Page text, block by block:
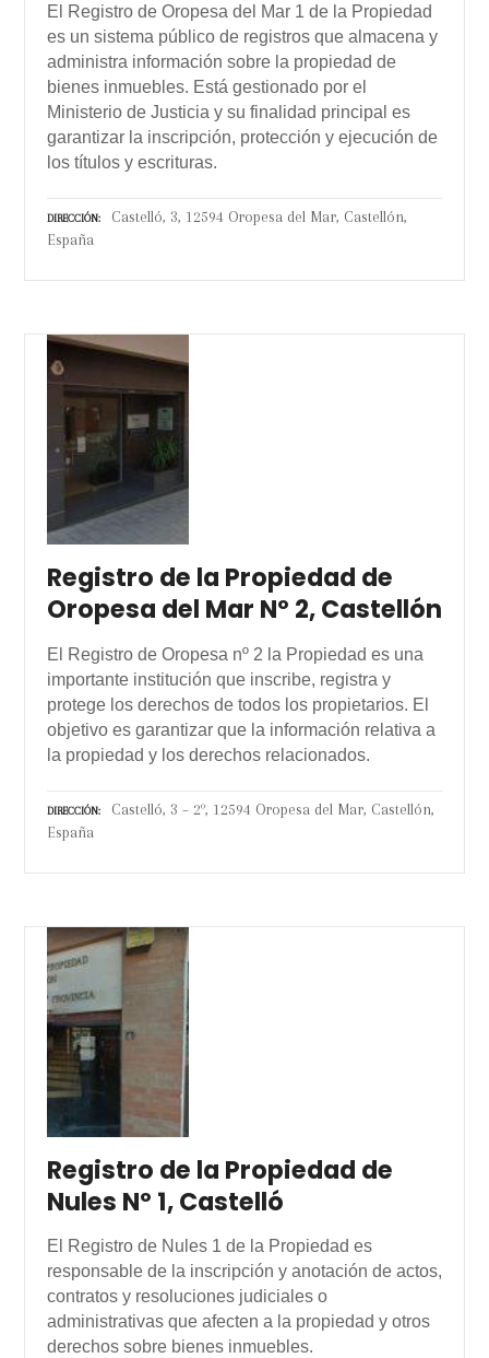
El Registro de Oropesa del Mar 1 de la Propiedad
es un sistema público de registros que almacena y
administra información sobre la propiedad de
bienes inmuebles. Está gestionado por el
Ministerio de Justicia y su finalidad principal es
garantizar la inscripción, protección y ejecución de
los títulos y escrituras.
DIRECCIÓN
Castelló, 3, 12594 Oropesa del Mar, Castellón,
España
Registro de la Propiedad de
Oropesa del Mar Nº 2, Castellón
El Registro de Oropesa nº 2 la Propiedad es una
importante institución que inscribe, registra y
protege los derechos de todos los propietarios. El
objetivo es garantizar que la información relativa a
la propiedad y los derechos relacionados.
DIRECCIÓN
Castelló, 3 – 2º, 12594 Oropesa del Mar, Castellón,
España
Registro de la Propiedad de
Nules Nº 1, Castelló
El Registro de Nules 1 de la Propiedad es
responsable de la inscripción y anotación de actos,
contratos y resoluciones judiciales o
administrativas que afecten a la propiedad y otros
derechos sobre bienes inmuebles.